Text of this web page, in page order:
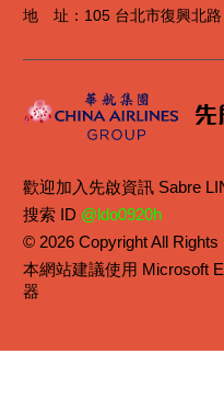
地 址：105 台北市復興北路
歡迎加入先啟資訊 Sabre
搜索 ID @ldo0920h
© 2026 Copyright All Rights
本網站建議使用 Microsoft
器